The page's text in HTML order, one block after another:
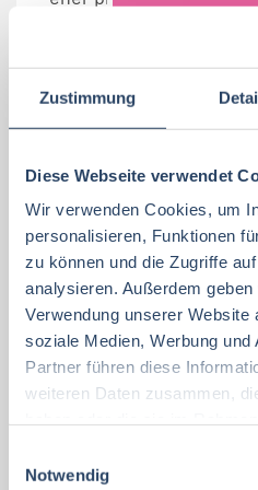
Zustimmung
Diese Webseite verwendet
Wir verwenden Cookies, um
personalisieren, Funktionen
zu können und die Zugriffe
analysieren. Außerdem
Verwendung unserer Website
soziale Medien, Werbung
Partner führen diese
weiteren Daten zusammen,
Notwendig
Kompetenzen,
bestätigen lassen
•XING wird besonders
deutschsprachigen
eignet sich gut für den
•LinkedIn ist ein
sodass hier Kontakt